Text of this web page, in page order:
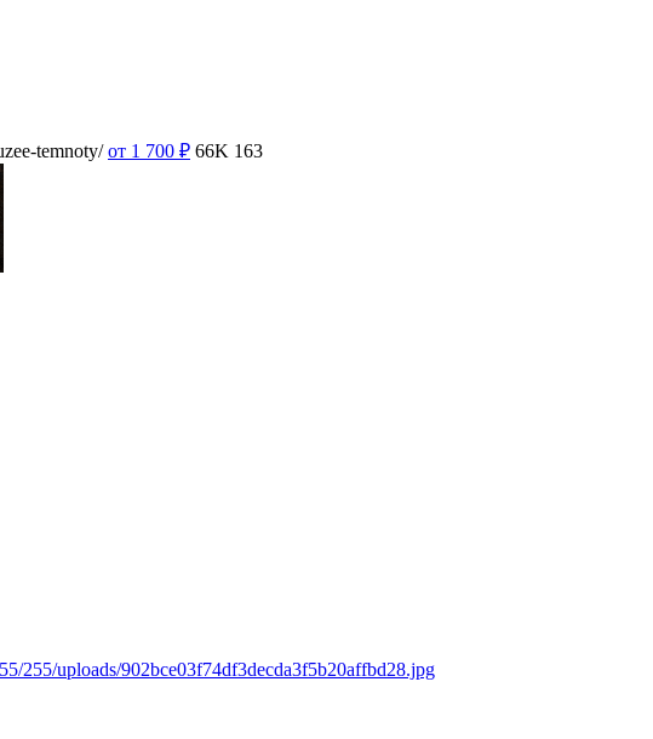
temnoty/ от 1 700 ₽ 66K 163
255/uploads/902bce03f74df3decda3f5b20affbd28.jpg